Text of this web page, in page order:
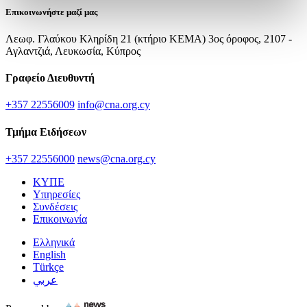
Επικοινωνήστε μαζί μας
Λεωφ. Γλαύκου Κληρίδη 21 (κτήριο ΚΕΜΑ) 3ος όροφος, 2107 -
Αγλαντζιά, Λευκωσία, Κύπρος
Γραφείο Διευθυντή
+357 22556009 info@cna.org.cy
Τμήμα Ειδήσεων
+357 22556000 news@cna.org.cy
ΚΥΠΕ
Υπηρεσίες
Συνδέσεις
Επικοινωνία
Ελληνικά
English
Türkçe
عربي